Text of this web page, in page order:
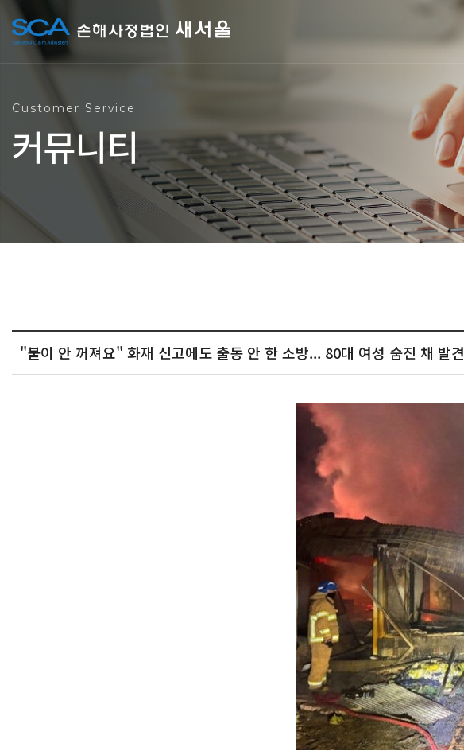
Customer Service
커뮤니티
"불이 안 꺼져요" 화재 신고에도 출동 안 한 소방... 80대 여성 숨진 채 발견